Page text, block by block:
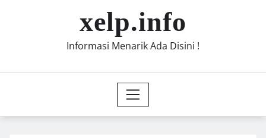
xelp.info
Informasi Menarik Ada Disini !